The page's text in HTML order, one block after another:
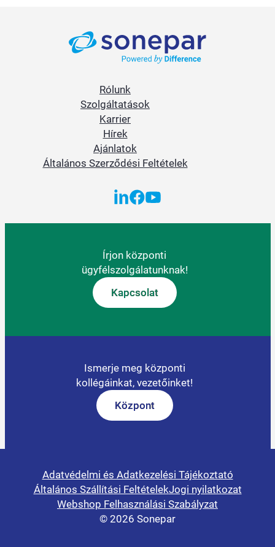
Rólunk
Szolgáltatások
Karrier
Hírek
Ajánlatok
Általános Szerződési Feltételek
Írjon központi
ügyfélszolgálatunknak!
Kapcsolat
Ismerje meg központi
kollégáinkat, vezetőinket!
Központ
Adatvédelmi és Adatkezelési Tájékoztató
Általános Szállítási FeltételekJogi nyilatkozat
Webshop Felhasználási Szabályzat
© 2026 Sonepar